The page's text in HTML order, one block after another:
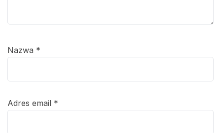
Nazwa *
Adres email *